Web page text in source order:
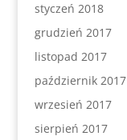
styczeń 2018
grudzień 2017
listopad 2017
październik 2017
wrzesień 2017
sierpień 2017